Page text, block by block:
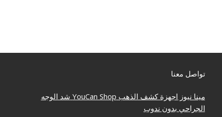
تواصل معنا
مينا نيوز اجهزة كشف الذهب YouCan Shop شد الوجه
الجراحي بدون ندوب